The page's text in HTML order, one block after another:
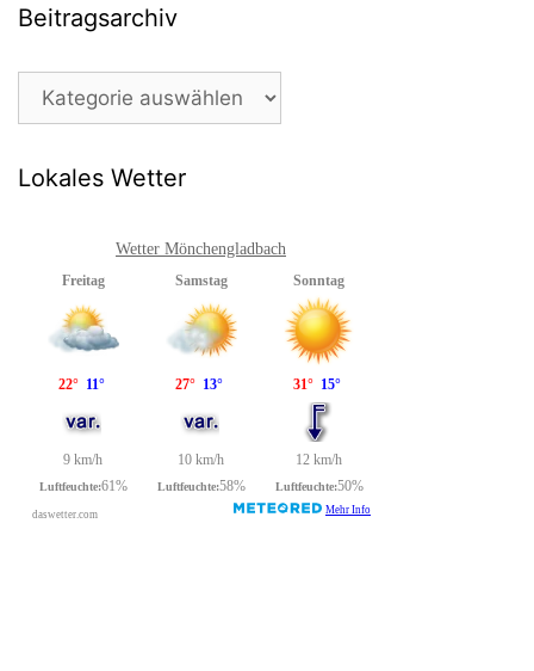
Beitragsarchiv
Beitragsarchiv
Lokales Wetter
Wetter Mönchengladbach